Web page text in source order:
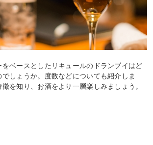
をベースとしたリキュールのドランブイはど
しょうか。度数などについても紹介しま
を知り、お酒をより一層楽しみましょう。